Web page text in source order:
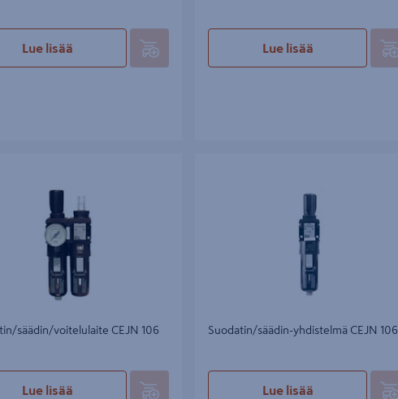
Lue lisää Lue lisää
säädin/voitelulaite CEJN 106
Lue lisää
Suodatin/säädin-yhdistelmä CEJN 106
Lue lisää